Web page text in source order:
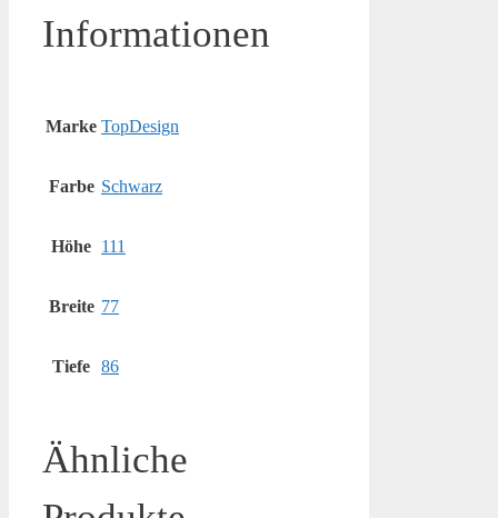
Informationen
Marke TopDesign
Farbe Schwarz
Höhe 111
Breite 77
Tiefe 86
Ähnliche